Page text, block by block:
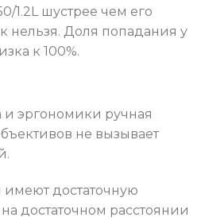
1.2L шустрее чем его
нельзя. Доля попадания у
к 100%.
и эргономики ручная
не вызывает
достаточную
достаточном расстоянии